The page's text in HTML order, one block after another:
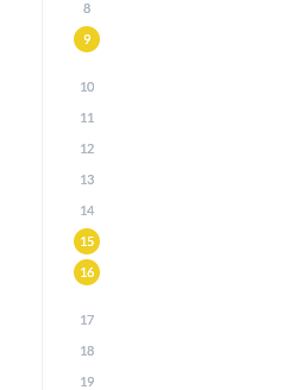
8
9
10
11
12
13
14
15
16
17
18
19